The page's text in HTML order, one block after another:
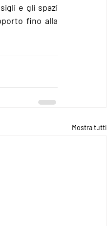
e gli spazi
fino alla
Mostra tutti